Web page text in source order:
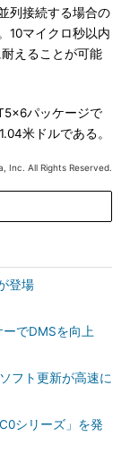
列接続する場合の
10マイクロ秒以内
えることが可能
パッケージで
米ドルである。
Inc. All Rights Reserved.
登場
でDMSを向上
フト更新が高速に
シリーズ」を発